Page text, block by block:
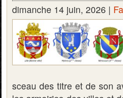
dimanche 14 juin, 2026 |
sceau des titre et de son